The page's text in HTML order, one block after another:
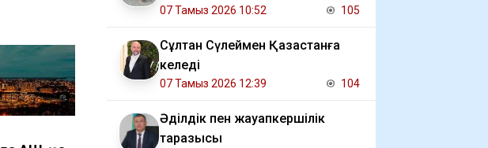
07 Тамыз 2026 10:52 105
Сұлтан Сүлеймен Қазақстанға
келеді
07 Тамыз 2026 12:39 104
Әділдік пен жауапкершілік
таразысы